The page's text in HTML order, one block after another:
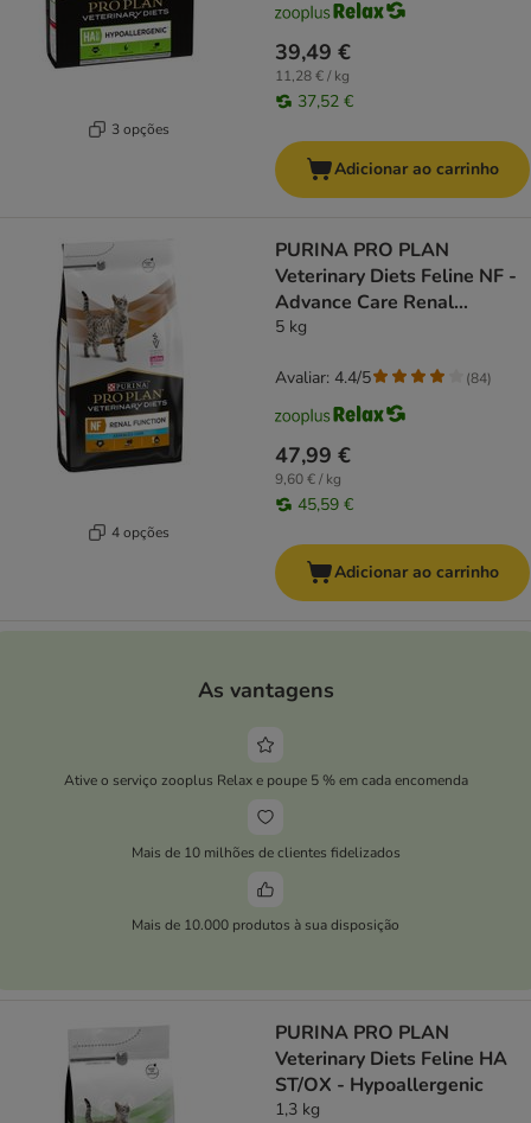
3 opções
39,49 €
11,28 € / kg
37,52 €
Adicionar ao carrinho
4 opções
PURINA PRO PLAN
Veterinary Diets Feline NF -
Advance Care Renal
Function
5 kg
47,99 €
9,60 € / kg
45,59 €
Avaliar: 4.4/5 (84)
Adicionar ao carrinho
As vantagens
Ative o serviço zooplus Relax e poupe 5 % em cada encomenda
Mais de 10 milhões de clientes fidelizados
Mais de 10.000 produtos à sua disposição
PURINA PRO PLAN
Veterinary Diets Feline HA
ST/OX - Hypoallergenic
1,3 kg